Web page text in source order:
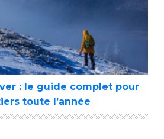
: le guide complet pour
toute l’année